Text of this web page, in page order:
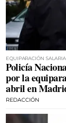
EQUIPARACIÓN
Policía
por la
abril en
REDACCIÓN